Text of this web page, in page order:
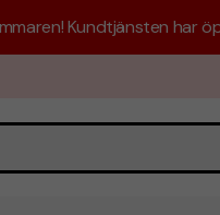
Kundtjänsten har